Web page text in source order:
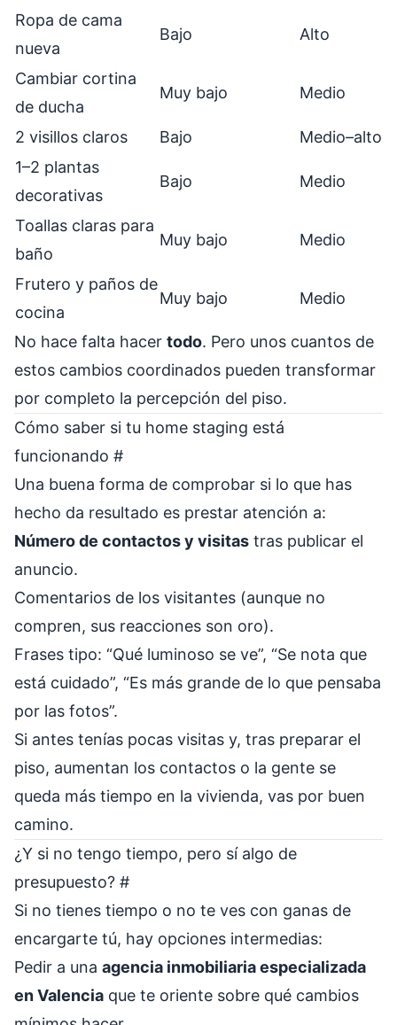
Ropa de cama
nueva
Bajo Alto
Cambiar cortina
de ducha
Muy bajo Medio
2 visillos claros Bajo
Medio–alto
1–2 plantas
decorativas
Bajo Medio
Toallas claras para
baño
Muy bajo Medio
Frutero y paños de
cocina
Muy bajo Medio
No hace falta hacer todo. Pero unos cuantos de
estos cambios coordinados pueden transformar
por completo la percepción del piso.
Cómo saber si tu home staging está
funcionando #
Una buena forma de comprobar si lo que has
hecho da resultado es prestar atención a:
Número de contactos y visitas tras publicar el
anuncio.
Comentarios de los visitantes (aunque no
compren, sus reacciones son oro).
Frases tipo: “Qué luminoso se ve”, “Se nota que
está cuidado”, “Es más grande de lo que pensaba
por las fotos”.
Si antes tenías pocas visitas y, tras preparar el
piso, aumentan los contactos o la gente se
queda más tiempo en la vivienda, vas por buen
camino.
¿Y si no tengo tiempo, pero sí algo de
presupuesto? #
Si no tienes tiempo o no te ves con ganas de
encargarte tú, hay opciones intermedias:
Pedir a una agencia inmobiliaria especializada
en Valencia que te oriente sobre qué cambios